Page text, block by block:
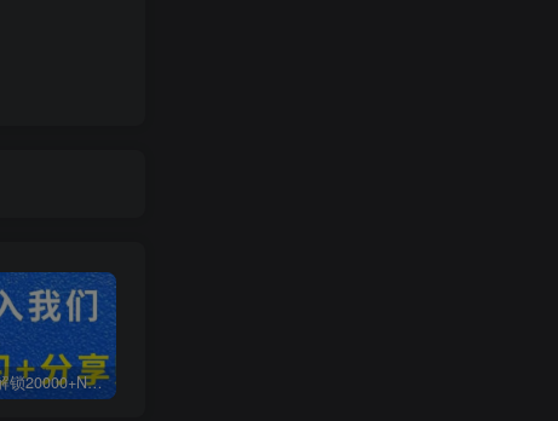
白菜价解锁20000+N个赚钱机会，加入无畏轻创会员，全站资源免费学习。